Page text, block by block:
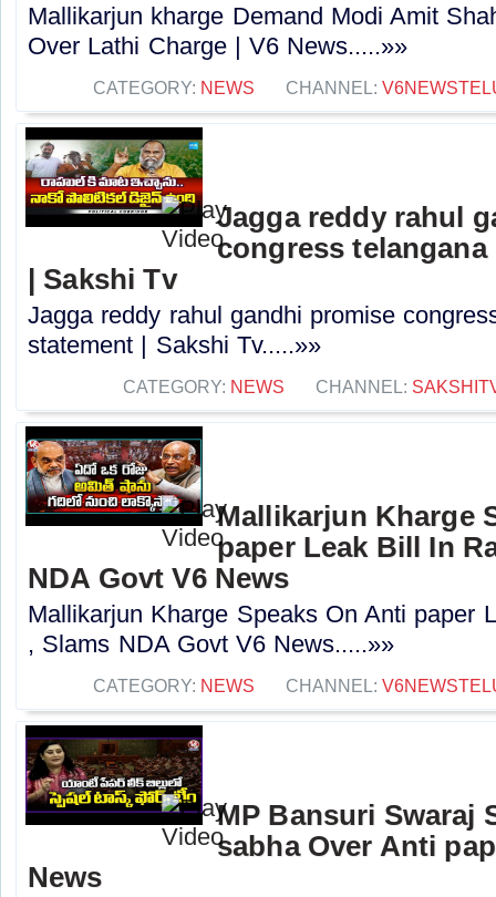
Mallikarjun kharge Demand Modi Amit
Over Lathi Charge | V6 News.....»»
CATEGORY: NEWS CHANNEL:
Jagga reddy rahul
congress
| Sakshi Tv
Jagga reddy rahul gandhi promise
statement | Sakshi Tv.....»»
CATEGORY: NEWS CHANNEL:
Mallikarjun Kharge
paper Leak Bill In
NDA Govt V6 News
Mallikarjun Kharge Speaks On Anti paper
, Slams NDA Govt V6 News.....»»
CATEGORY: NEWS CHANNEL:
MP Bansuri Swaraj
sabha Over Anti
News